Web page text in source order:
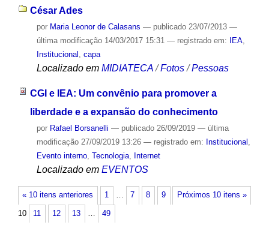
César Ades
por Maria Leonor de Calasans — publicado23/07/2013 —
última modificação14/03/2017 15:31 — registrado em: IEA,
Institucional capa
Localizado em MIDIATECA /Fotos /Pessoas
CGI e IEA: Um convênio para promover a
liberdade e a expansão do conhecimento
por Rafael Borsanelli — publicado26/09/2019 — última
modificação27/09/2019 13:26 — registrado em: Institucional ,
Evento interno, Tecnologia, Internet
Localizado em EVENTOS
« 10 itens anteriores Próximos 10 itens »
1 … 7 8 9
10 11 12 13 … 49